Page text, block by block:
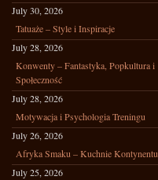
July 30, 2026
Tatuaże – Style i Inspiracje
July 28, 2026
Konwenty – Fantastyka, Popkultura i
Społeczność
July 28, 2026
Motywacja i Psychologia Treningu
July 26, 2026
Afryka Smaku – Kuchnie Kontynentu
July 25, 2026